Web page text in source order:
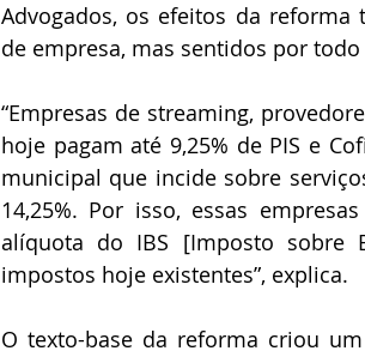
Advogados, os efeitos da reforma
de empresa, mas sentidos por
“Empresas de streaming,
hoje pagam até 9,25% de PIS e
municipal que incide sobre
14,25%. Por isso, essas
alíquota do IBS [Imposto sobre
impostos hoje existentes”, explica.
O texto-base da reforma criou